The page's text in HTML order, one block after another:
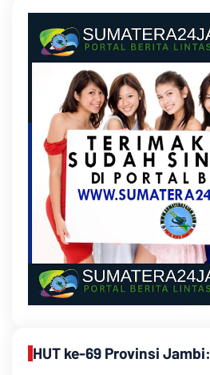
HUT ke-69 Provinsi Jambi: